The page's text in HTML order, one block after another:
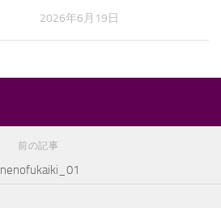
2026年6月19日
前の記事
nenofukaiki_01